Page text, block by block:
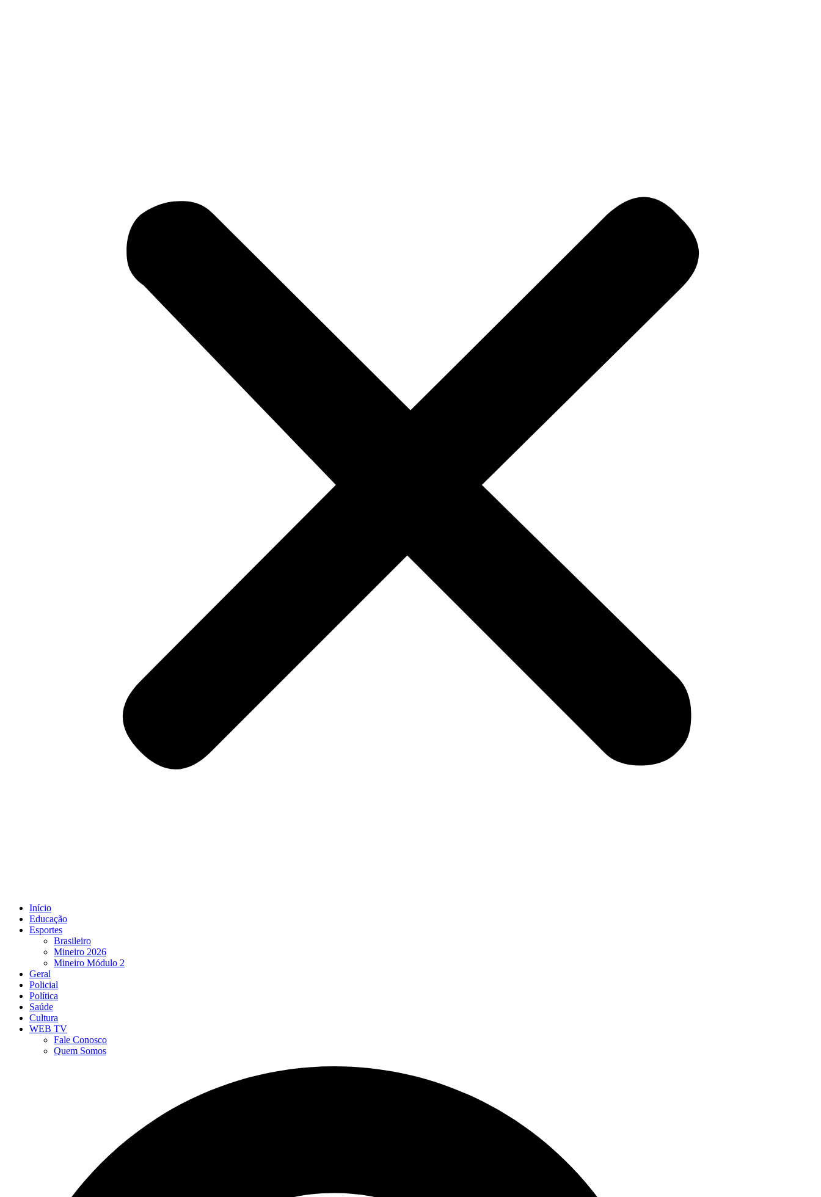
Início
Educação
Esportes
Brasileiro
Mineiro 2026
Mineiro Módulo 2
Geral
Policial
Política
Saúde
Cultura
WEB TV
Fale Conosco
Quem Somos